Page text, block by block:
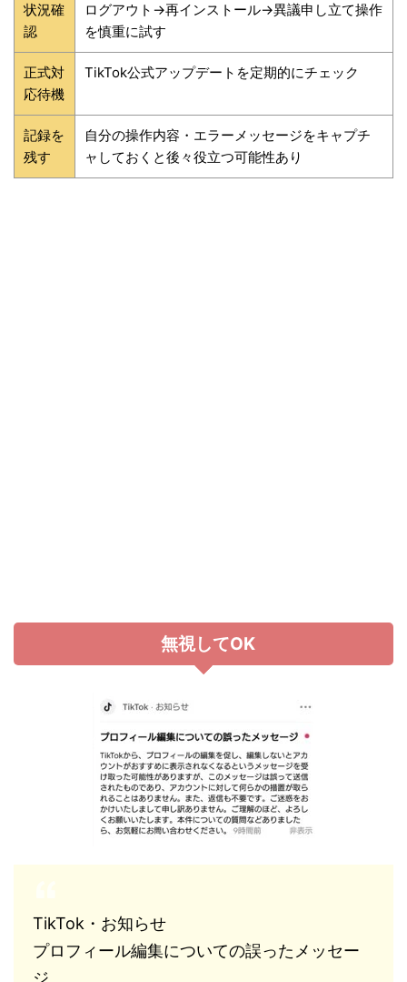
状況確
認
ログアウト→再インストール→異議申し立て操作
を慎重に試す
正式対
応待機
TikTok公式アップデートを定期的にチェック
記録を
残す
自分の操作内容・エラーメッセージをキャプチ
ャしておくと後々役立つ可能性あり
無視してOK
TikTok・お知らせ
プロフィール編集についての誤ったメッセー
ジ